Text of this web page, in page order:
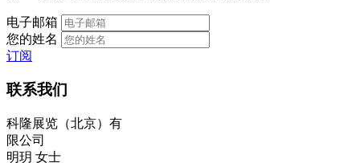
电子邮箱
您的姓名
订阅
联系我们
科隆展览（北京）有
限公司
明玥 女士